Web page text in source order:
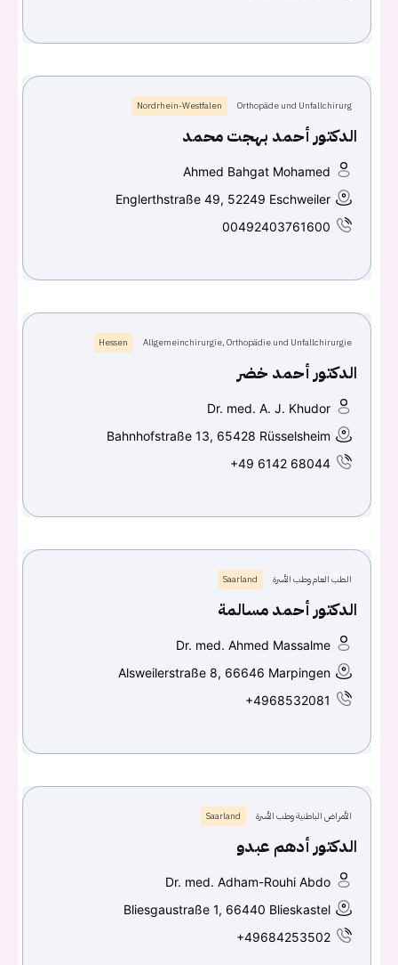
Orthopäde und Unfallchirurg
Nordrhein-Westfalen
الدكتور أحمد بهجت محمد
Ahmed Bahgat Mohamed
Englerthstraße 49, 52249 Eschweiler
00492403761600
Allgemeinchirurgie, Orthopädie und Unfallchirurgie
Hessen
الدكتور أحمد خضر
Dr. med. A. J. Khudor
Bahnhofstraße 13, 65428 Rüsselsheim
+49 6142 68044
الطب العام وطب الأسرة Saarland
الدكتور أحمد مسالمة
Dr. med. Ahmed Massalme
Alsweilerstraße 8, 66646 Marpingen
+4968532081
الأمراض الباطنية وطب الأسرة Saarland
الدكتور أدهم عبدو
Dr. med. Adham-Rouhi Abdo
Bliesgaustraße 1, 66440 Blieskastel
+49684253502